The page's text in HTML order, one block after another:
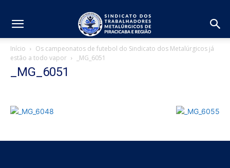
Início
Os campeonatos de futebol do Sindicato dos Metalúrgicos já
estão a todo vapor
_MG_6051
_MG_6051